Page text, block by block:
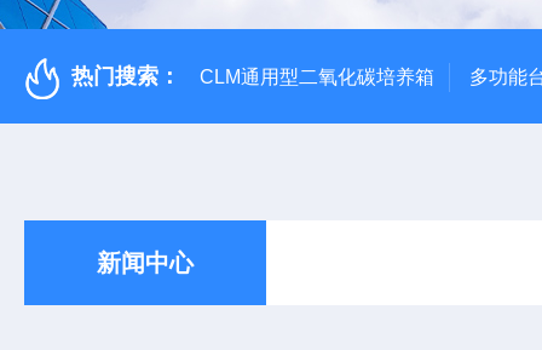
热门搜索： CLM通用型二氧化碳培养箱 多功能
新闻中心